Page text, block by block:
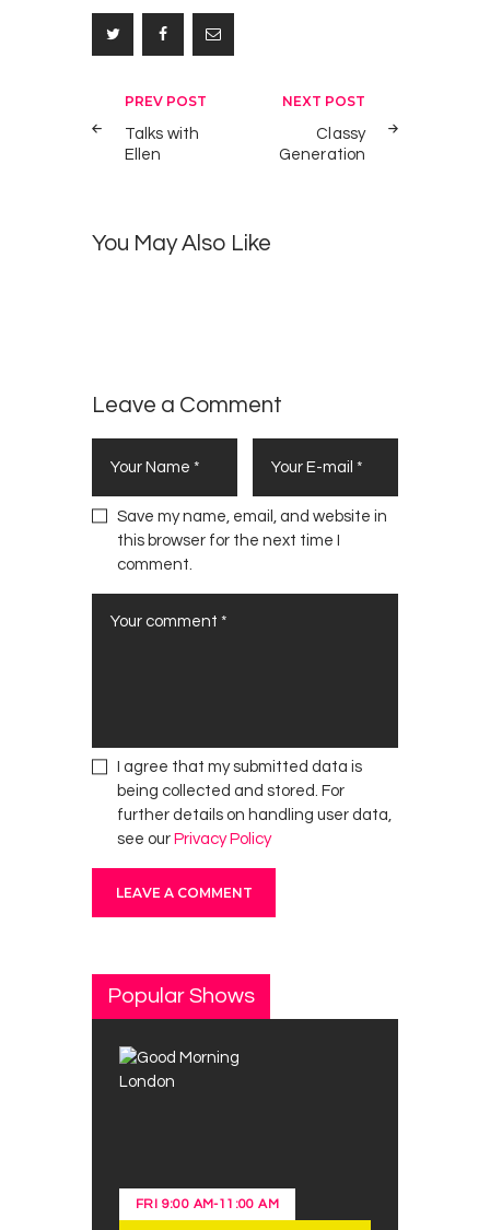
Post
navigation
PREV POST
Talks with
Ellen
NEXT POST
Classy
Generation
You May Also Like
G
i
o
n
a
n
s
Leave a Comment
Save my name, email, and website in
this browser for the next time I
comment.
I agree that my submitted data is
being collected and stored. For
further details on handling user data,
see our Privacy Policy
Popular Shows
FRI 9:00 AM-11:00 AM